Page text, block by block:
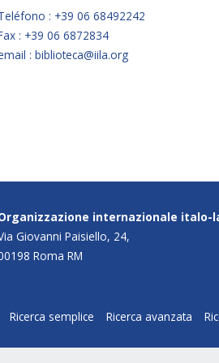
: +39 06 68492242
: +39 06 6872834
: biblioteca@iila.org
internazionale italo-
Giovanni Paisiello, 24,
Roma RM
Ricerca semplice Ricerca avanzata